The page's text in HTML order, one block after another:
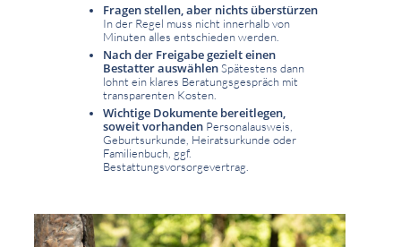
Fragen stellen, aber nichts überstürzen
In der Regel muss nicht innerhalb von
Minuten alles entschieden werden.
Nach der Freigabe gezielt einen
Bestatter auswählenSpätestens dann
lohnt ein klares Beratungsgespräch mit
transparenten Kosten.
Wichtige Dokumente bereitlegen,
soweit vorhanden Personalausweis,
Geburtsurkunde, Heiratsurkunde oder
Familienbuch, ggf.
Bestattungsvorsorgevertrag.